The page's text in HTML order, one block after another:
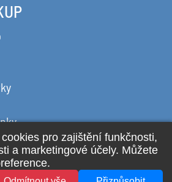
údajů